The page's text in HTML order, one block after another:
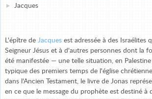
Jacques
L'épître de Jacques est adressée à des Israélites
Seigneur Jésus et à d'autres personnes dont la
été manifestée — une telle situation, en
typique des premiers temps de l'église
dans l'Ancien Testament, le livre de Jonas
en ce que le message du prophète est destiné à